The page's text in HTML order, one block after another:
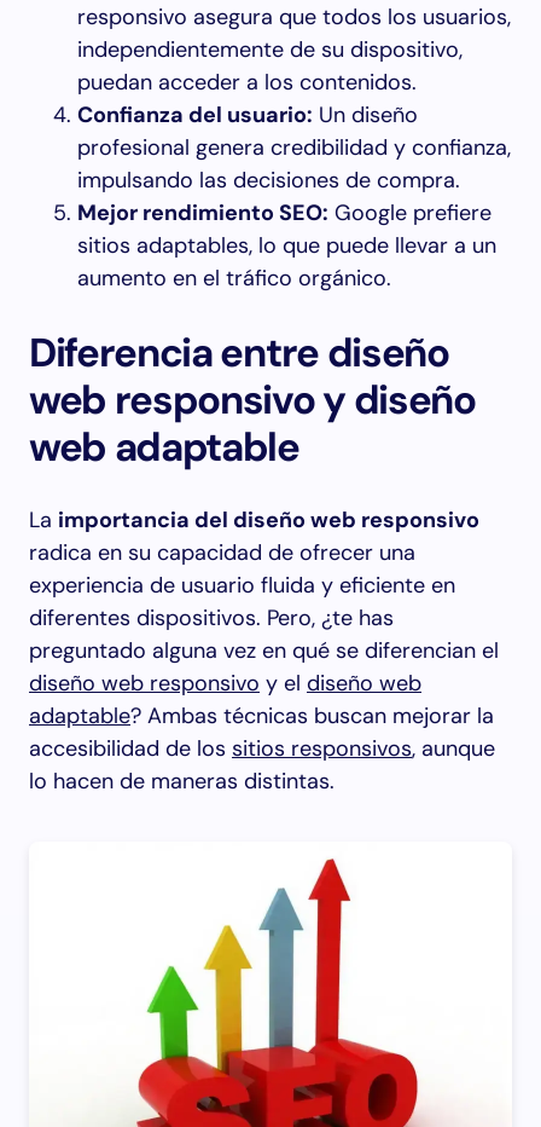
responsivo asegura que todos los usuarios,
independientemente de su dispositivo,
puedan acceder a los contenidos.
Confianza del usuario: Un diseño
profesional genera credibilidad y confianza,
impulsando las decisiones de compra.
Mejor rendimiento SEO: Google prefiere
sitios adaptables, lo que puede llevar a un
aumento en el tráfico orgánico.
Diferencia entre diseño
web responsivo y diseño
web adaptable
La importancia del diseño web responsivo
radica en su capacidad de ofrecer una
experiencia de usuario fluida y eficiente en
diferentes dispositivos. Pero, ¿te has
preguntado alguna vez en qué se diferencian el
diseño web responsivo y el diseño web
adaptable? Ambas técnicas buscan mejorar la
accesibilidad de los sitios responsivos, aunque
lo hacen de maneras distintas.